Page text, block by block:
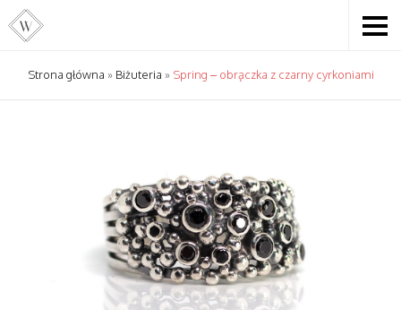
Strona główna » Biżuteria » Spring – obrączka z czarny cyrkoniami